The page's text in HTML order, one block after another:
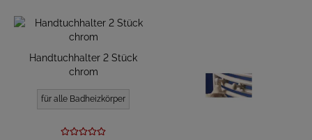
Handtuchhalter 2 Stück
chrom
für alle Badheizkörper